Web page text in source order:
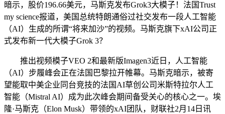
暗示，股价196.66美元，马斯克发布Grok3大模子！法国Trust
my science报道，美国总统特朗通俗过社交发布一段人工智能
（AI）生成的所谓“将来加沙”的视频。马斯克旗下xAI公司正
式发布新一代大模子Grok 3？
推出视频模子VEO 2和最新版Imagen3近日，人工智能
（AI）步履峰会正在法国巴黎拉开帷幕。马斯克暗示，被寄
望能取中美企业同台竞技的法国AI草创公司米斯特拉尔人工
智能（Mistral AI）成为此次峰会期间备受关心的核心之一。埃
隆·马斯克（Elon Musk）带领的xAI团队，财联社2月14日讯